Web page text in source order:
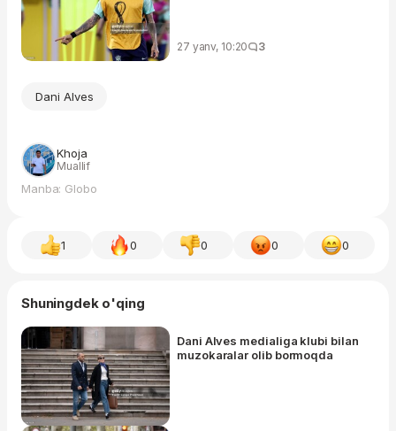
27 yanv, 10:20 3
Dani Alves
Khoja
Muallif
Manba: Globo
1 0 0 0 0
Shuningdek o'qing
Dani Alves medialiga klubi bilan
muzokaralar olib bormoqda